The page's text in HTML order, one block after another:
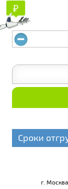
₽
₽
Сроки
г.